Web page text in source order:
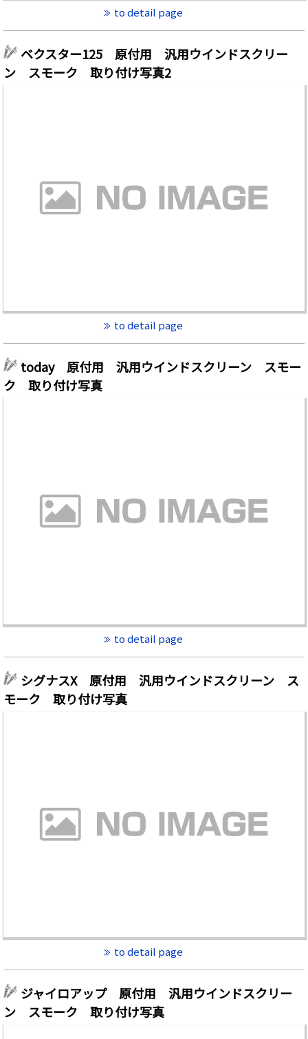
to detail page
ベクスター125 原付用 汎用ウインドスクリー
ン スモーク 取り付け写真2
to detail page
today 原付用 汎用ウインドスクリーン スモー
ク 取り付け写真
to detail page
シグナスX 原付用 汎用ウインドスクリーン ス
モーク 取り付け写真
to detail page
ジャイロアップ 原付用 汎用ウインドスクリー
ン スモーク 取り付け写真